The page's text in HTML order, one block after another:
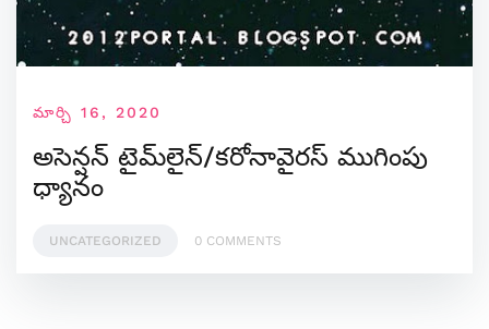
మార్చి 16, 2020
అసెన్షన్ టైమ్‌లైన్/కరోనావైరస్ ముగింపు
ధ్యానం
UNCATEGORIZED 0 COMMENTS